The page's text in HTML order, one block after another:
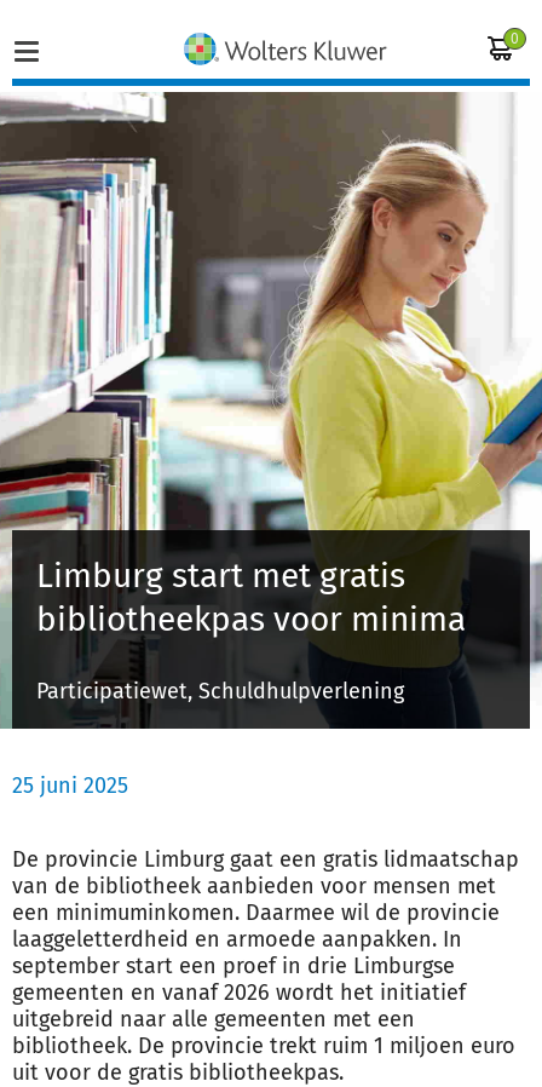
0
Home
Vakgebieden
Actueel
Producten
Opleidingen
Juridisch advies
Inloggen
Registreren
Limburg start met gratis
bibliotheekpas voor minima
Participatiewet, Schuldhulpverlening
25 juni 2025
De provincie Limburg gaat een gratis lidmaatschap
van de bibliotheek aanbieden voor mensen met
een minimuminkomen. Daarmee wil de provincie
laaggeletterdheid en armoede aanpakken. In
september start een proef in drie Limburgse
gemeenten en vanaf 2026 wordt het initiatief
uitgebreid naar alle gemeenten met een
bibliotheek. De provincie trekt ruim 1 miljoen euro
uit voor de gratis bibliotheekpas.